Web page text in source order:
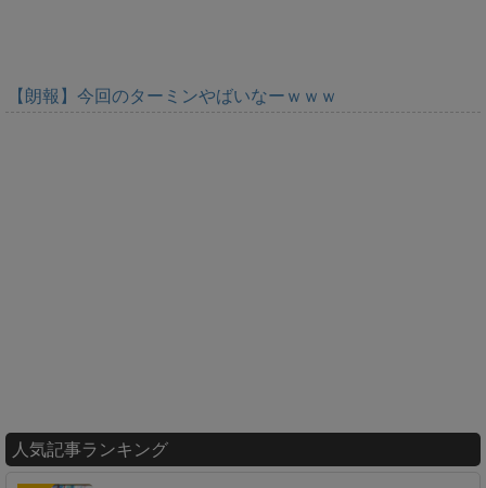
【朗報】今回のターミンやばいなーｗｗｗ
人気記事ランキング